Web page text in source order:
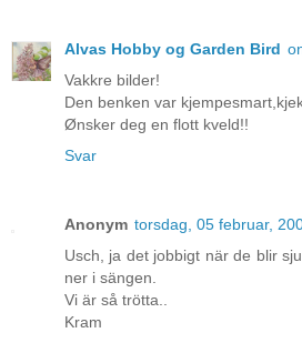
Alvas Hobby og Garden Bird
Vakkre bilder!
Den benken var
Ønsker deg en flott kveld!!
Svar
Anonym torsdag, 05 februar,
Usch, ja det jobbigt när de blir
ner i sängen.
Vi är så trötta..
Kram